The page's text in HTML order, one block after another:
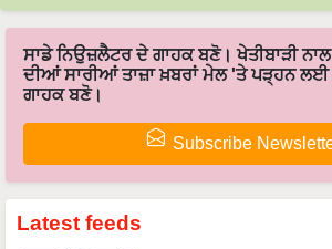
ਸਾਡੇ ਨਿਉਜ਼ਲੈਟਰ ਦੇ ਗਾਹਕ ਬਣੋ। ਖੇਤੀਬਾੜੀ
ਦੀਆਂ ਸਾਰੀਆਂ ਤਾਜ਼ਾ ਖ਼ਬਰਾਂ ਮੇਲ 'ਤੇ ਪੜ੍ਹਨ
ਗਾਹਕ ਬਣੋ।
Subscribe
Latest feeds